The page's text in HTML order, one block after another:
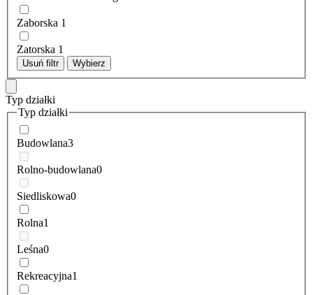
Zaborska 1
Zatorska 1
Usuń filtr Wybierz
Typ działki
Typ działki
Budowlana3
Rolno-budowlana0
Siedliskowa0
Rolna1
Leśna0
Rekreacyjna1